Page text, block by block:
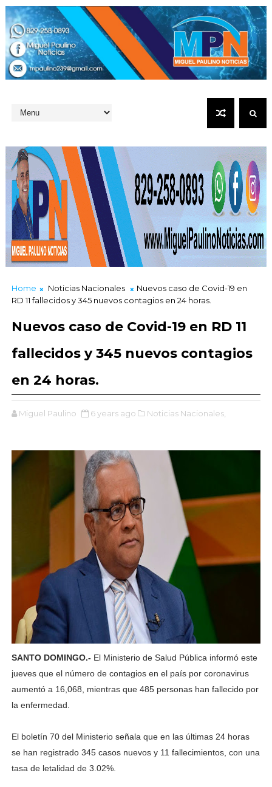
Home Noticias Nacionales
Nuevos caso de Covid-19 en
RD 11 fallecidos y 345 nuevos contagios en 24 horas.
Nuevos caso de Covid-19 en RD 11
fallecidos y 345 nuevos contagios
en 24 horas.
Miguel Paulino 6 years ago Noticias Nacionales,
SANTO DOMINGO.- El Ministerio de Salud Pública informó este
jueves que el número de contagios en el país por coronavirus
aumentó a 16,068, mientras que 485 personas han fallecido por
la enfermedad.
El boletín 70 del Ministerio señala que en las últimas 24 horas
se han registrado 345 casos nuevos y 11 fallecimientos, con una
tasa de letalidad de 3.02%.